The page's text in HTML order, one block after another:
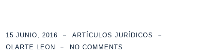
15 JUNIO, 2016
ARTÍCULOS JURÍDICOS
OLARTE LEON
NO COMMENTS